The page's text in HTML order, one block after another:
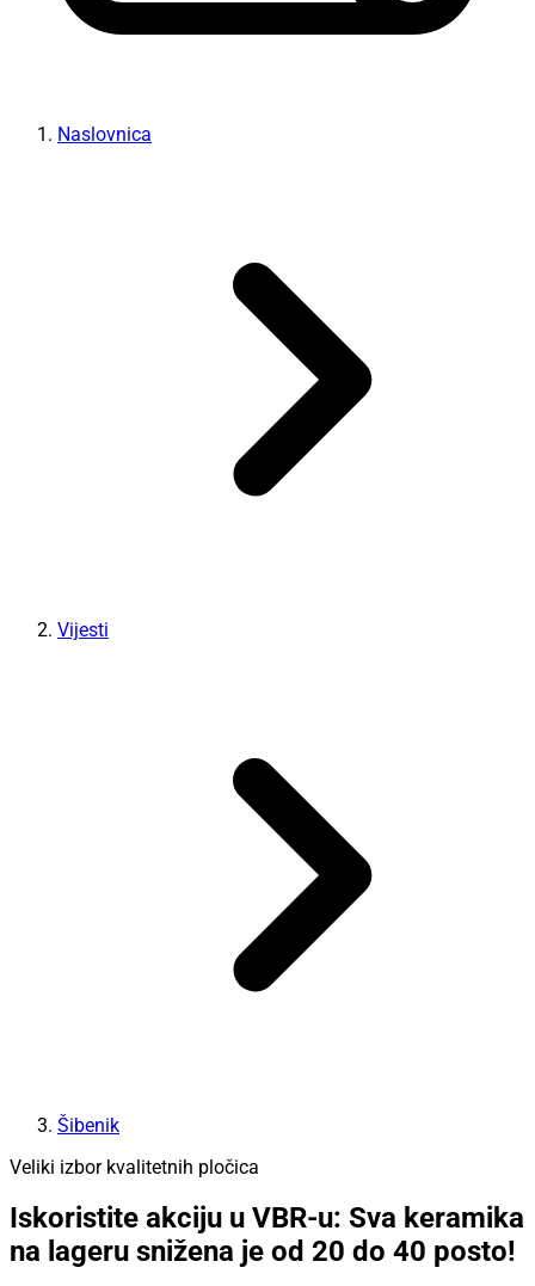
Naslovnica
Vijesti
Šibenik
Veliki izbor kvalitetnih pločica
Iskoristite akciju u VBR-u: Sva keramika
na lageru snižena je od 20 do 40 posto!